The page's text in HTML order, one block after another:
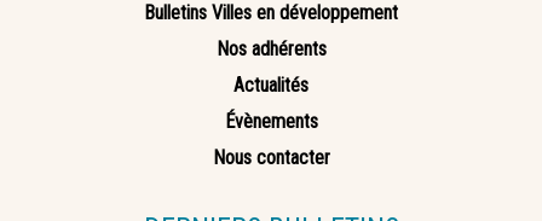
Bulletins Villes en développement
Nos adhérents
Actualités
Évènements
Nous contacter